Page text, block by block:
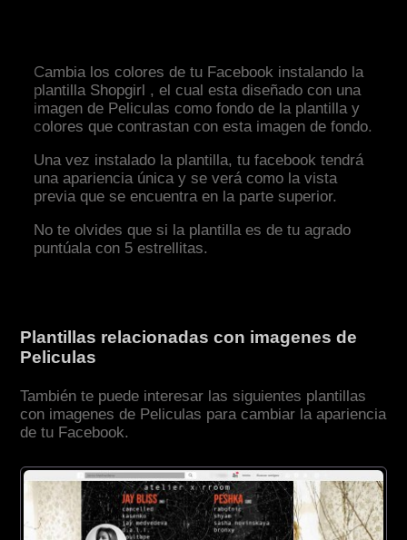
Cambia los colores de tu Facebook instalando la
plantilla Shopgirl , el cual esta diseñado con una
imagen de Peliculas como fondo de la plantilla y
colores que contrastan con esta imagen de fondo.
Una vez instalado la plantilla, tu facebook tendrá
una apariencia única y se verá como la vista
previa que se encuentra en la parte superior.
No te olvides que si la plantilla es de tu agrado
puntúala con 5 estrellitas.
Plantillas relacionadas con imagenes de
Peliculas
También te puede interesar las siguientes plantillas
con imagenes de Peliculas para cambiar la apariencia
de tu Facebook.